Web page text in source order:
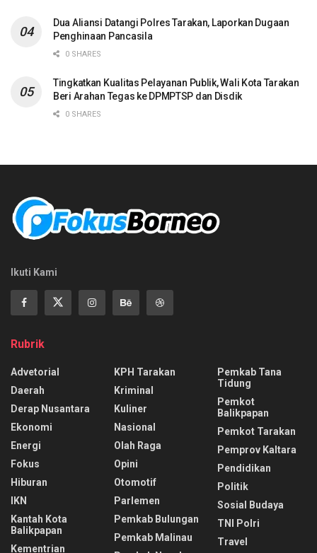
Dua Aliansi Datangi Polres Tarakan, Laporkan Dugaan
Penghinaan Pancasila
0 SHARES
Tingkatkan Kualitas Pelayanan Publik, Wali Kota Tarakan
Beri Arahan Tegas ke DPMPTSP dan Disdik
0 SHARES
Ikuti Kami
Rubrik
Advetorial
Daerah
Derap Nusantara
Ekonomi
Energi
Fokus
Hiburan
IKN
Kantah Kota
Balikpapan
Kementrian
KPH Tarakan
Kriminal
Kuliner
Nasional
Olah Raga
Opini
Otomotif
Parlemen
Pemkab Bulungan
Pemkab Malinau
Pemkab Tana
Tidung
Pemkot
Balikpapan
Pemkot Tarakan
Pemprov Kaltara
Pendidikan
Politik
Sosial Budaya
TNI Polri
Travel